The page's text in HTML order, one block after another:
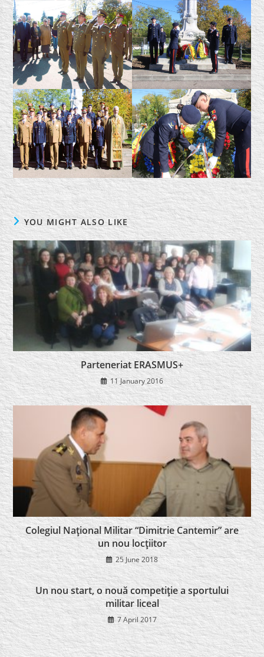
YOU MIGHT ALSO LIKE
Parteneriat ERASMUS+
11 January 2016
Colegiul Naţional Militar “Dimitrie Cantemir” are
un nou locţiitor
25 June 2018
Un nou start, o nouă competiţie a sportului
militar liceal
7 April 2017